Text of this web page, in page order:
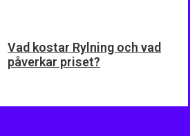
Vad kostar Rylning och vad
påverkar priset?